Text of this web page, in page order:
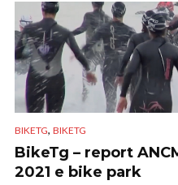
BIKETG, BIKETG
BikeTg – report
2021 e bike park